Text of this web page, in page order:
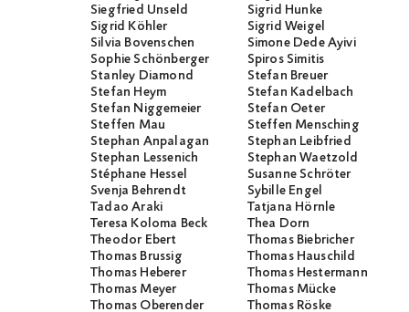
Siegfried Unseld
Sigrid Hunke
Sigrid Köhler
Sigrid Weigel
Silvia Bovenschen
Simone Dede Ayivi
Sophie Schönberger
Spiros Simitis
Stanley Diamond
Stefan Breuer
Stefan Heym
Stefan Kadelbach
Stefan Niggemeier
Stefan Oeter
Steffen Mau
Steffen Mensching
Stephan Anpalagan
Stephan Leibfried
Stephan Lessenich
Stephan Waetzold
Stéphane Hessel
Susanne Schröter
Svenja Behrendt
Sybille Engel
Tadao Araki
Tatjana Hörnle
Teresa Koloma Beck
Thea Dorn
Theodor Ebert
Thomas Biebricher
Thomas Brussig
Thomas Hauschild
Thomas Heberer
Thomas Hestermann
Thomas Meyer
Thomas Mücke
Thomas Oberender
Thomas Röske